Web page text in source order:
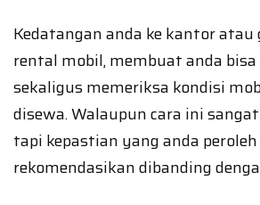
Kedatangan anda ke kantor atau
rental mobil, membuat anda
sekaligus memeriksa kondisi
disewa. Walaupun cara ini
tapi kepastian yang anda
rekomendasikan dibanding